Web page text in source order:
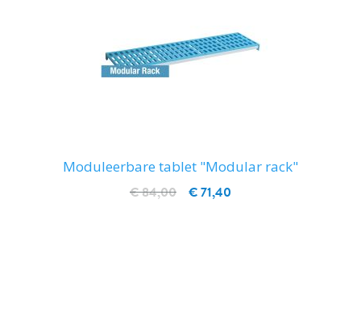
Moduleerbare tablet "Modular rack"
€ 71,40
€ 84,00